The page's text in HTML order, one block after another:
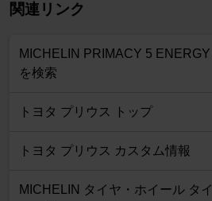
関連リンク
MICHELIN PRIMACY 5
を検索
トヨタ プリウス トップ
トヨタ プリウス カスタム情報
MICHELIN タイヤ・ホイール タ